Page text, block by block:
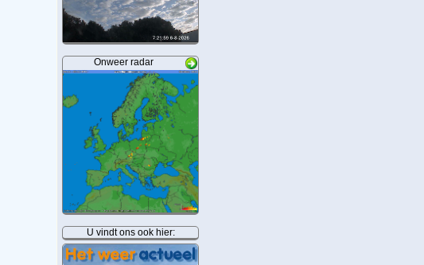
Onweer radar
U vindt ons ook hier: